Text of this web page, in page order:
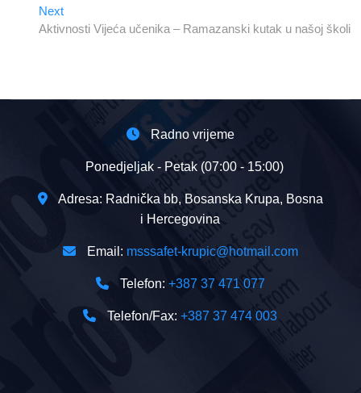
NextNext
post:
Aktivnosti Vijeća učenika – Ramazanski kutak u našoj školi
Radno vrijeme
Ponedjeljak - Petak (07:00 - 15:00)
Adresa: Radnička bb, Bosanska Krupa, Bosna
i Hercegovina
Email: msssafet-krupic@hotmail.com
Telefon: +387 37 471 077
Telefon/Fax:+387 37 474 003